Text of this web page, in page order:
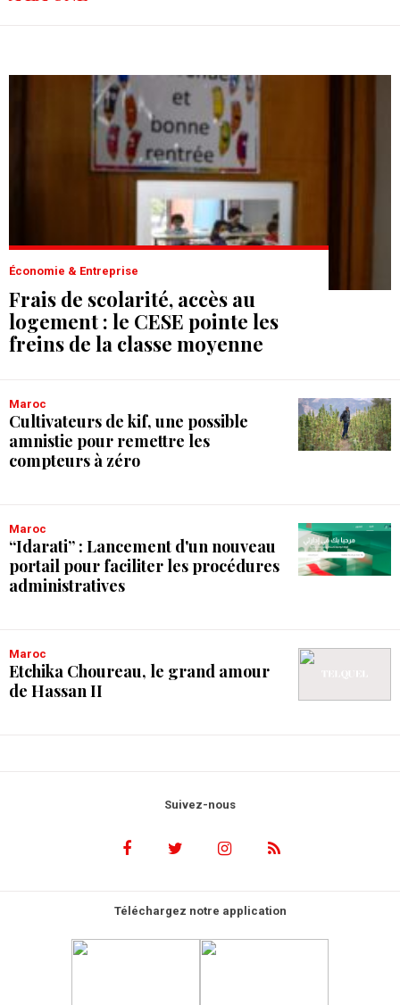
Économie & Entreprise
Frais de scolarité, accès au
logement : le CESE pointe les
freins de la classe moyenne
Maroc
Cultivateurs de kif, une possible
amnistie pour remettre les
compteurs à zéro
Maroc
“Idarati” : Lancement d'un nouveau
portail pour faciliter les procédures
administratives
Maroc
Etchika Choureau, le grand amour
de Hassan II
Suivez-nous
Téléchargez notre application